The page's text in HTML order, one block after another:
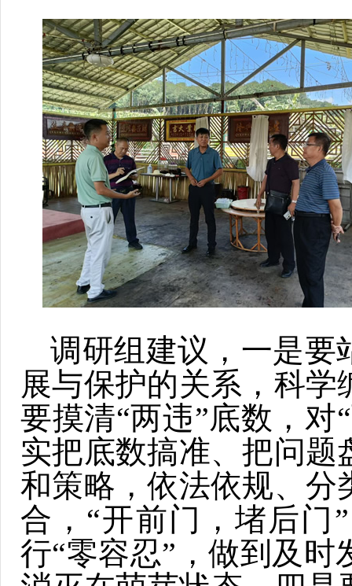
调研组建议，一是要
展与保护的关系，科
要摸清“两违”底数，
实把底数搞准、把问
和策略，依法依规、分
合，“开前门，堵后门
行“零容忍”，做到及